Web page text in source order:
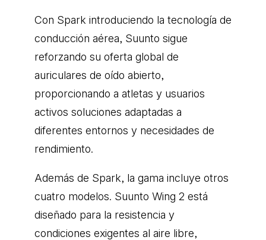
Con Spark introduciendo la tecnología de
conducción aérea, Suunto sigue
reforzando su oferta global de
auriculares de oído abierto,
proporcionando a atletas y usuarios
activos soluciones adaptadas a
diferentes entornos y necesidades de
rendimiento.
Además de Spark, la gama incluye otros
cuatro modelos. Suunto Wing 2 está
diseñado para la resistencia y
condiciones exigentes al aire libre,